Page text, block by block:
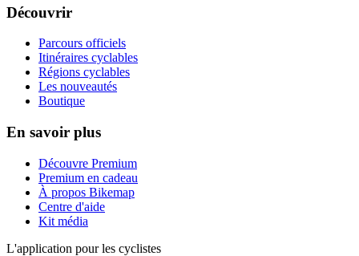
Découvrir
Parcours officiels
Itinéraires cyclables
Régions cyclables
Les nouveautés
Boutique
En savoir plus
Découvre Premium
Premium en cadeau
À propos Bikemap
Centre d'aide
Kit média
L'application pour les cyclistes